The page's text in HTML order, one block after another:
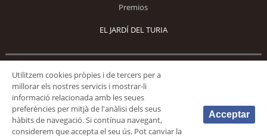
Premios
EL JARDÍ DEL TURIA
Utilitzem cookies pròpies i de tercers per a
millorar els nostres servicis i mostrar-li
informació relacionada amb les seues
preferències per mitjà de l'anàlisi dels seus
hàbits de navegació. Si contínua navegant,
considerem que accepta el seu ús. Pot canviar la
Acceptar